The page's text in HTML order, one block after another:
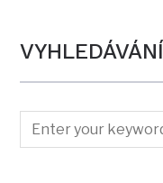
VYHLEDÁVÁNÍ